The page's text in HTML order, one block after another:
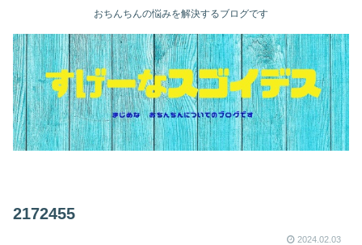
おちんちんの悩みを解決するブログです
2172455
2024.02.03